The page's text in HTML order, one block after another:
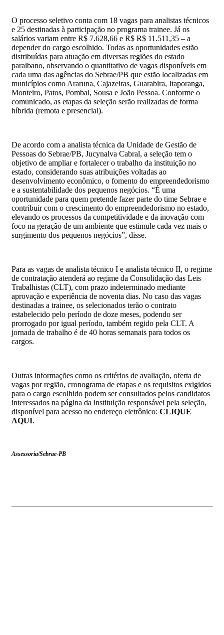
O processo seletivo conta com 18 vagas para analistas técnicos
e 25 destinadas à participação no programa trainee. Já os
salários variam entre R$ 7.628,66 e R$ R$ 11.511,35 – a
depender do cargo escolhido. Todas as oportunidades estão
distribuídas para atuação em diversas regiões do estado
paraibano, observando o quantitativo de vagas disponíveis em
cada uma das agências do Sebrae/PB que estão localizadas em
municípios como Araruna, Cajazeiras, Guarabira, Itaporanga,
Monteiro, Patos, Pombal, Sousa e João Pessoa. Conforme o
comunicado, as etapas da seleção serão realizadas de forma
híbrida (remota e presencial).
De acordo com a analista técnica da Unidade de Gestão de
Pessoas do Sebrae/PB, Jucynalva Cabral, a seleção tem o
objetivo de ampliar e fortalecer o trabalho da instituição no
estado, considerando suas atribuições voltadas ao
desenvolvimento econômico, o fomento do empreendedorismo
e a sustentabilidade dos pequenos negócios. “É uma
oportunidade para quem pretende fazer parte do time Sebrae e
contribuir com o crescimento do empreendedorismo no estado,
elevando os processos da competitividade e da inovação com
foco na geração de um ambiente que estimule cada vez mais o
surgimento dos pequenos negócios”, disse.
Para as vagas de analista técnico I e analista técnico II, o regime
de contratação atenderá ao regime da Consolidação das Leis
Trabalhistas (CLT), com prazo indeterminado mediante
aprovação e experiência de noventa dias. No caso das vagas
destinadas a trainee, os selecionados terão o contrato
estabelecido pelo período de doze meses, podendo ser
prorrogado por igual período, também regido pela CLT. A
jornada de trabalho é de 40 horas semanais para todos os
cargos.
Outras informações como os critérios de avaliação, oferta de
vagas por região, cronograma de etapas e os requisitos exigidos
para o cargo escolhido podem ser consultados pelos candidatos
interessados na página da instituição responsável pela seleção,
disponível para acesso no endereço eletrônico: CLIQUE
AQUI.
Assessoria/Sebrae-PB